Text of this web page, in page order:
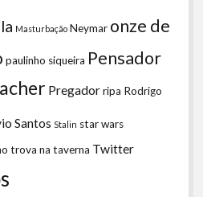
Masturbação Neymar onze de
paulinho siqueira Pensador
Pregadorripa Rodrigo
Santos Stalin star wars
trova na taverna Twitter